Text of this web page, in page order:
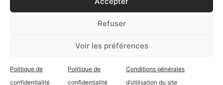
Refuser
Voir les préférences
Politique de
confidentialité
Politique de
confidentialité
Conditions générales
d’utilisation du site
Partager
SUIVEZ-NOUS…